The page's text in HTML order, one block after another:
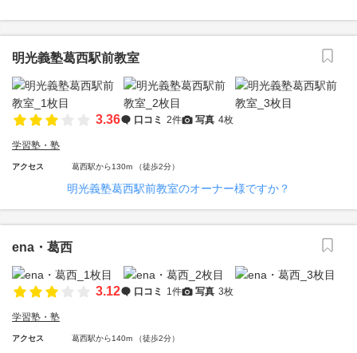
明光義塾葛西駅前教室
3.36 口コミ 2件 写真 4枚
学習塾・塾
アクセス 葛西駅から130m （徒歩2分）
明光義塾葛西駅前教室のオーナー様ですか？
ena・葛西
3.12 口コミ 1件 写真 3枚
学習塾・塾
アクセス 葛西駅から140m （徒歩2分）